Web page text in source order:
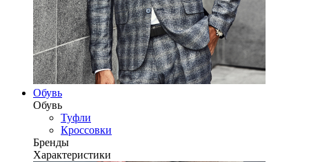
Обувь
Обувь
Туфли
Кроссовки
Бренды
Характеристики